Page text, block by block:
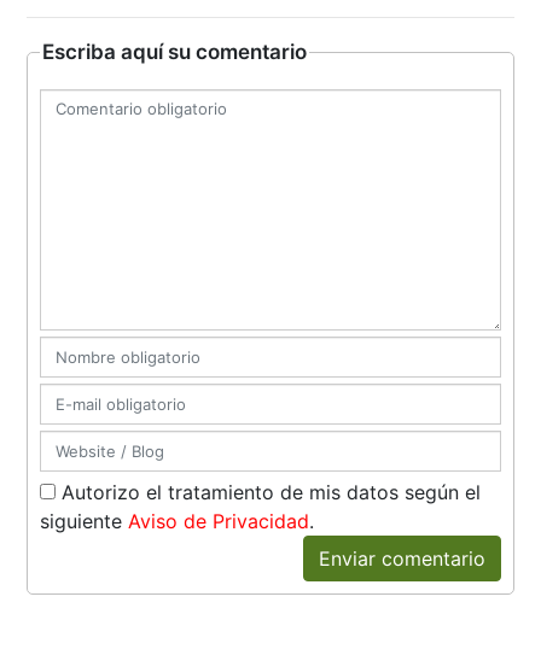
Escriba aquí su comentario
Autorizo el tratamiento de mis datos según el
siguienteAviso de Privacidad.
Enviar comentario